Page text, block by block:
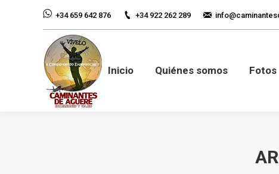
+34 659 642 876 +34 922 262 289
Inicio Quiénes somos Fotos